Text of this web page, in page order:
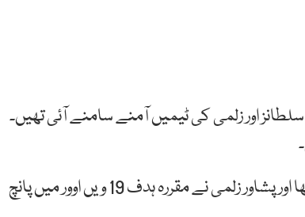
ملتان سلطانز نے پہلے بلے بازی کرتے ہوئے 146 رنز کا ہدف دیا تھا اور پشاور زلمی نے مقررہ ہدف 19 ویں اوور میں پانچ